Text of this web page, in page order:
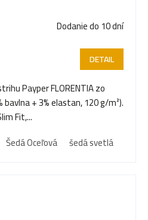
Dodanie do 10 dní
DETAIL
Payper FLORENTIA zo
+ 3% elastan, 120 g/m²).
Fit,...
Šedá Oceľová šedá svetlá